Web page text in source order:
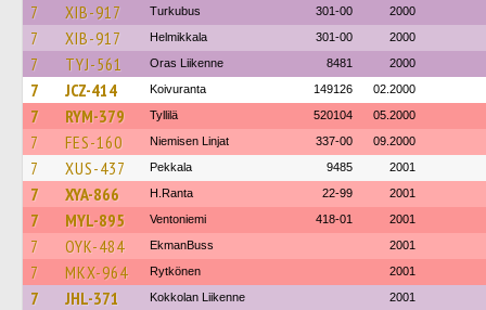
7 XIB-917 Turkubus 301-00 2000
7 XIB-917 Helmikkala 301-00 2000
7 TYJ-561 Oras Liikenne 8481 2000
7 JCZ-414 Koivuranta 149126 02.2000
7 RYM-379 Tyllilä 520104 05.2000
7 FES-160 Niemisen Linjat 337-00 09.2000
7 XUS-437 Pekkala 9485 2001
7 XYA-866 H.Ranta 22-99 2001
7 MYL-895 Ventoniemi 418-01 2001
7 OYK-484 EkmanBuss 2001
7 MKX-964 Rytkönen 2001
7 JHL-371 Kokkolan Liikenne 2001